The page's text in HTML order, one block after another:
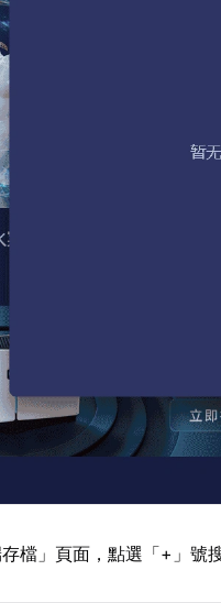
檔」頁面，點選「+」號